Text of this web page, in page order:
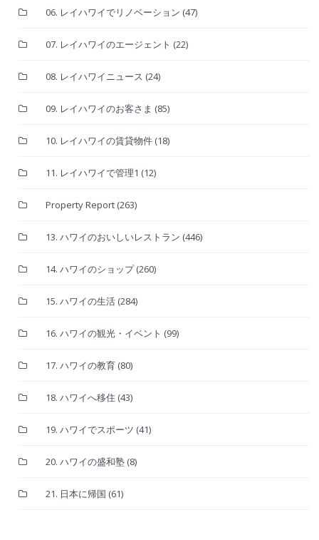
06. レイハワイでリノベーション (47)
07. レイハワイのエージェント (22)
08. レイハワイニュース (24)
09. レイハワイのお客さま (85)
10. レイハワイの賃貸物件 (18)
11. レイハワイで管理1 (12)
Property Report (263)
13. ハワイのおいしいレストラン (446)
14. ハワイのショップ(260)
15. ハワイの生活 (284)
16. ハワイの観光・イベント (99)
17. ハワイの教育 (80)
18. ハワイへ移住 (43)
19. ハワイでスポーツ (41)
20. ハワイの盛和塾 (8)
21. 日本に帰国 (61)